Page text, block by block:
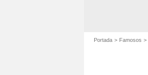
Portada Famosos